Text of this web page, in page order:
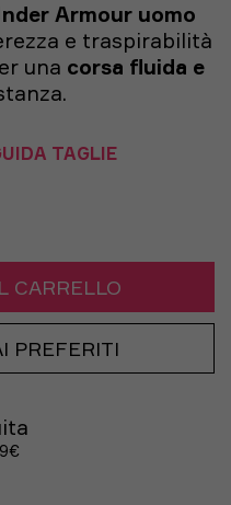
Armour uomo
e traspirabilità
una corsa fluida e
TAGLIE
CARRELLO
PREFERITI